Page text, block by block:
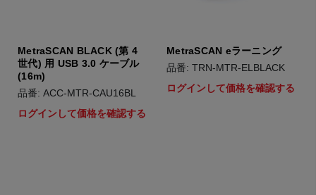
MetraSCAN BLACK (第 4
世代) 用 USB 3.0 ケーブル
(16m)
品番: ACC-MTR-CAU16BL
ログインして価格を確認する
MetraSCAN eラーニング
品番: TRN-MTR-ELBLACK
ログインして価格を確認する